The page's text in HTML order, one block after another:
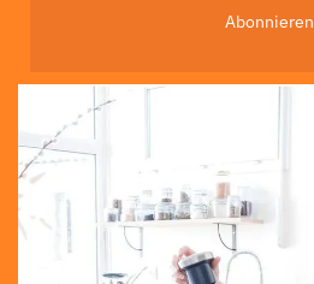
Abonnieren